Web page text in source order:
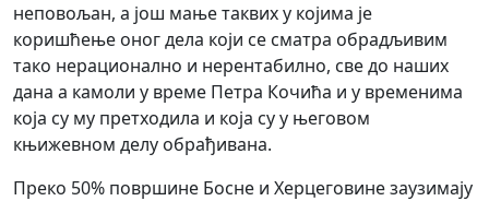
неповољан, а још мање таквих у којима је
коришћење оног дела који се сматра обрадљивим
тако нерационално и нерентабилно, све до наших
дана а камоли у време Петра Кочића и у временима
која су му претходила и која су у његовом
књижевном делу обрађивана.
Преко 50% површине Босне и Херцеговине заузимају